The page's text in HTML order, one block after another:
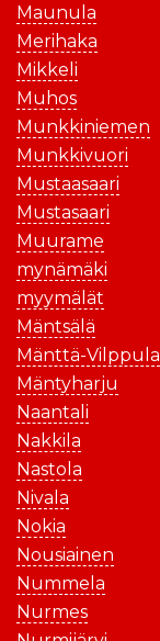
Maunula
Merihaka
Mikkeli
Muhos
Munkkiniemen
Munkkivuori
Mustaasaari
Mustasaari
Muurame
mynämäki
myymälät
Mäntsälä
Mänttä-Vilppula
Mäntyharju
Naantali
Nakkila
Nastola
Nivala
Nokia
Nousiainen
Nummela
Nurmes